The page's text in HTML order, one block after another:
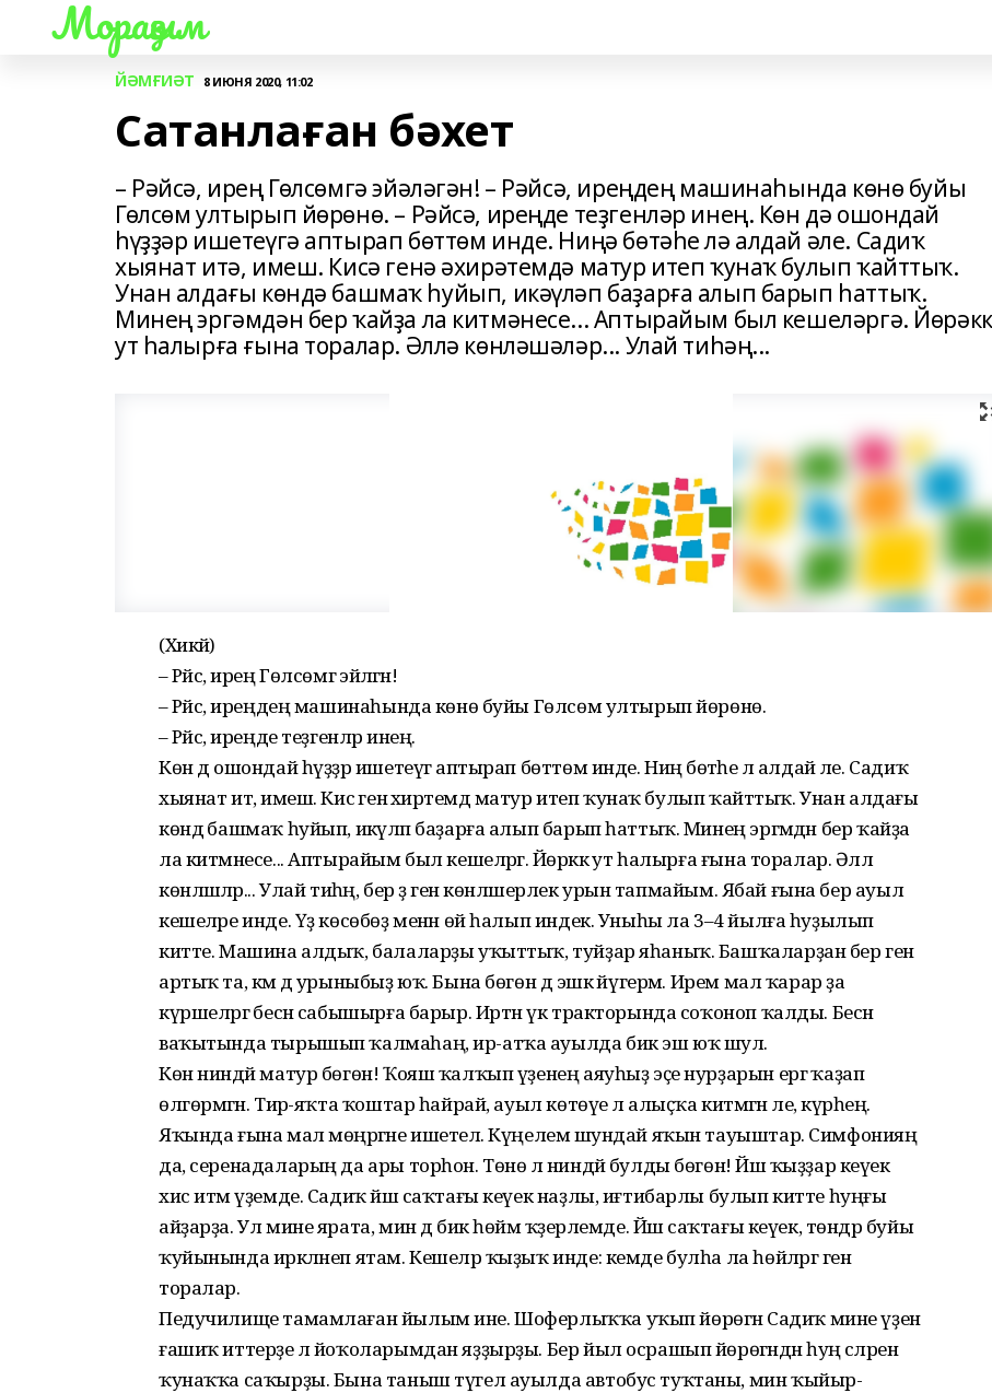
Мораҙым
ЙӘМҒИӘТ 8 ИЮНЯ 2020, 11:02
Сатанлаған бәхет
– Рәйсә, ирең Гөлсөмгә эйәләгән! – Рәйсә, иреңдең машинаһында көнө буйы
Гөлсөм ултырып йөрөнө. – Рәйсә, иреңде теҙгенләр инең. Көн дә ошондай
һүҙҙәр ишетеүгә аптырап бөттөм инде. Ниңә бөтәһе лә алдай әле. Садиҡ
хыянат итә, имеш. Кисә генә әхирәтемдә матур итеп ҡунаҡ булып ҡайттыҡ.
Унан алдағы көндә башмаҡ һуйып, икәүләп баҙарға алып барып һаттыҡ.
Минең эргәмдән бер ҡайҙа ла китмәнесе... Аптырайым был кешеләргә.
ут һалырға ғына торалар. Әллә көнләшәләр... Улай тиһәң...
(Хикәйә)
– Рәйсә, ирең Гөлсөмгә эйәләгән!
– Рәйсә, иреңдең машинаһында көнө буйы Гөлсөм ултырып йөрөнө.
– Рәйсә, иреңде теҙгенләр инең.
Көн дә ошондай һүҙҙәр ишетеүгә аптырап бөттөм инде. Ниңә бөтәһе лә алдай әле. Садиҡ
хыянат итә, имеш. Кисә генә әхирәтемдә матур итеп ҡунаҡ булып ҡайттыҡ. Унан алдағы
көндә башмаҡ һуйып, икәүләп баҙарға алып барып һаттыҡ. Минең эргәмдән бер ҡайҙа
ла китмәнесе... Аптырайым был кешеләргә. Йөрәккә ут һалырға ғына торалар. Әллә
көнләшәләр... Улай тиһәң, бер ҙә генә көнләшерлек урын тапмайым. Ябай ғына бер ауыл
кешеләре инде. Үҙ көсөбөҙ менән өй һалып индек. Уныһы ла 3–4 йылға һуҙылып
китте. Машина алдыҡ, балаларҙы уҡыттыҡ, туйҙар яһаныҡ. Башҡаларҙан бер генә
артыҡ та, кәм дә урыныбыҙ юҡ. Бына бөгөн дә эшкә йүгерәм. Ирем мал ҡарар ҙа
күршеләргә бесән сабышырға барыр. Иртән үк тракторында соҡоноп ҡалды. Бесән
ваҡытында тырышып ҡалмаһаң, ир-атҡа ауылда бик эш юҡ шул.
Көн ниндәй матур бөгөн! Ҡояш ҡалҡып үҙенең аяуһыҙ эҫе нурҙарын ергә ҡаҙап
өлгөрмәгән. Тирә-яҡта ҡоштар һайрай, ауыл көтөүе лә алыҫҡа китмәгән әле, күрәһең.
Яҡында ғына мал мөңрәгәне ишетелә. Күңелемә шундай яҡын тауыштар. Симфонияң
да, серенадаларың да ары торһон. Төнө лә ниндәй булды бөгөн! Йәш ҡыҙҙар кеүек
хис итәм үҙемде. Садиҡ йәш саҡтағы кеүек наҙлы, иғтибарлы булып китте һуңғы
айҙарҙа. Ул мине ярата, мин дә бик һөйәм ҡәҙерлемде. Йәш саҡтағы кеүек, төндәр буйы
ҡуйынында иркәләнеп ятам. Кешеләр ҡыҙыҡ инде: кемде булһа ла һөйләргә генә
торалар.
Педучилище тамамлаған йылым ине. Шоферлыҡҡа уҡып йөрөгән Садиҡ мине үҙенә
ғашиҡ иттерҙе лә йоҡоларымдан яҙҙырҙы. Бер йыл осрашып йөрөгәндән һуң әсәләренә
ҡунаҡҡа саҡырҙы. Бына таныш түгел ауылда автобус туҡтаны, мин ҡыйыр-